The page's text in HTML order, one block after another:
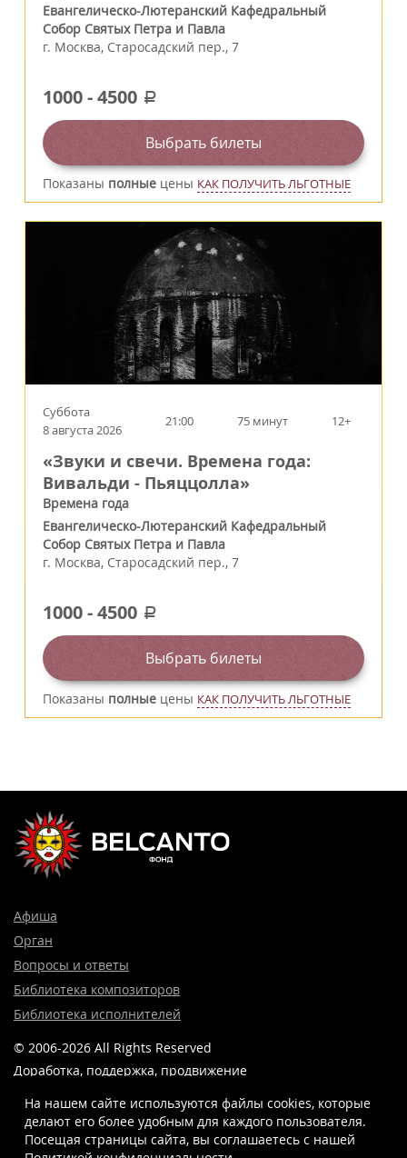
Евангелическо-Лютеранский Кафедральный
Собор Святых Петра и Павла
г. Москва, Старосадский пер., 7
1000-4500 a
Выбрать билеты
Показаны полные цены КАК ПОЛУЧИТЬ ЛЬГОТНЫЕ
Суббота
8 августа 2026
21:00 75 минут 12+
«Звуки и свечи. Времена года:
Вивальди - Пьяццолла»
Времена года
Евангелическо-Лютеранский Кафедральный
Собор Святых Петра и Павла
г. Москва, Старосадский пер., 7
1000-4500 a
Выбрать билеты
Показаны полные цены КАК ПОЛУЧИТЬ ЛЬГОТНЫЕ
Афиша
Орган
Вопросы и ответы
Библиотека композиторов
Библиотека исполнителей
© 2006-2026 All Rights Reserved
Доработка, поддержка, продвижение
На нашем сайте используются файлы cookies, которые
делают его более удобным для каждого пользователя.
Посещая страницы сайта, вы соглашаетесь c нашей